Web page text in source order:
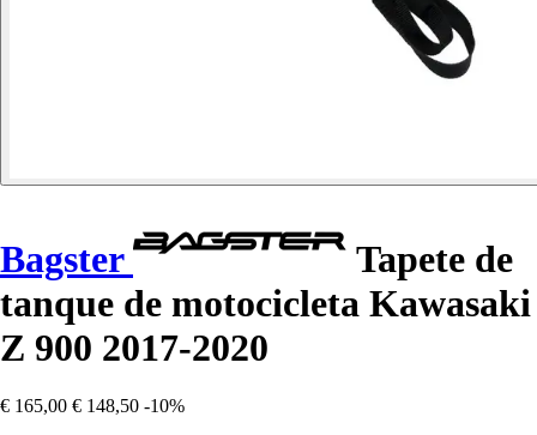
Bagster
Tapete de
tanque de motocicleta Kawasaki
Z 900 2017-2020
€ 165,00 € 148,50 -10%